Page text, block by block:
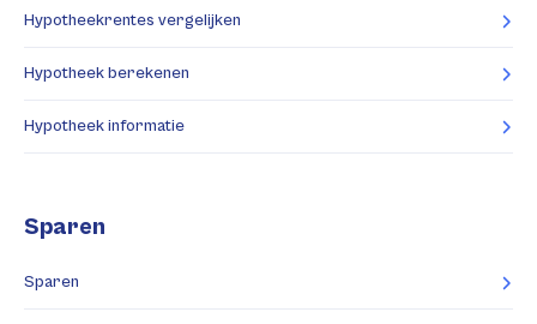
Hypotheekrentes vergelijken
Hypotheek berekenen
Hypotheek informatie
Sparen
Sparen